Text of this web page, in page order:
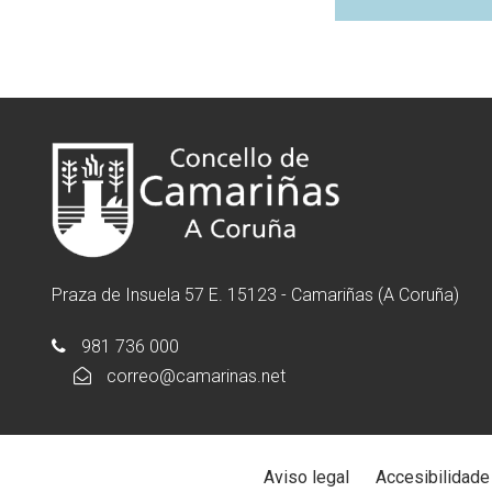
Praza de Insuela 57 E. 15123 - Camariñas (A Coruña)
981 736 000
correo@camarinas.net
Aviso legal Accesibilidade